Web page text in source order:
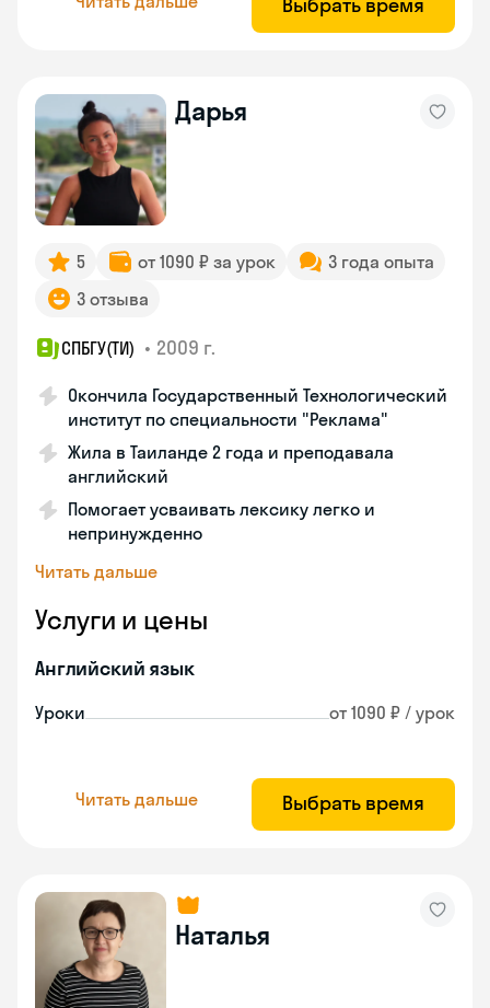
Дарья
5 от 1090 ₽ за урок
3 года опыта
3 отзыва
СПБГУ(ТИ) • 2009 г.
Окончила Государственный Технологический
институт по специальности "Реклама"
Жила в Таиланде 2 года и преподавала
английский
Помогает усваивать лексику легко и
непринужденно
Читать дальше
Услуги и цены
Английский язык
Уроки от 1090 ₽ / урок
Читать дальше Выбрать время
Наталья